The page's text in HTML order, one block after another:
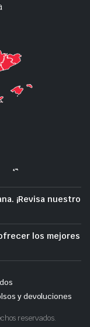
¡Revisa nuestro
los mejores
y devoluciones
reservados.